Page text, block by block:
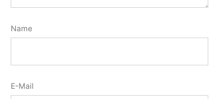
Name
E-Mail